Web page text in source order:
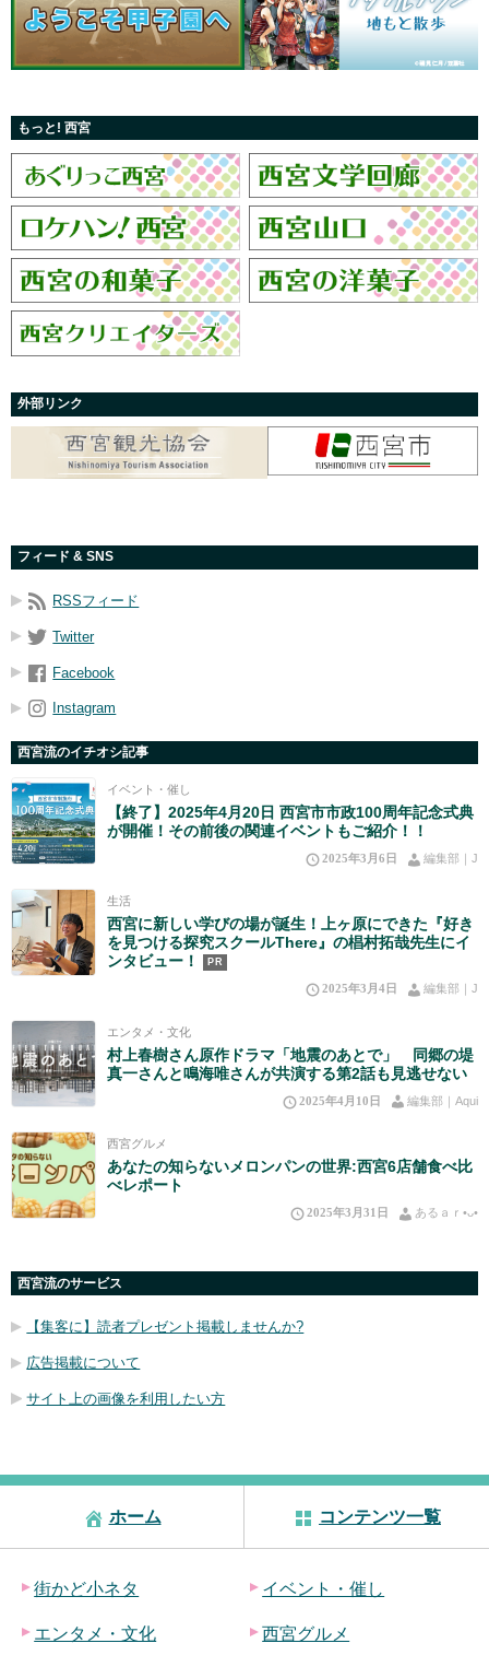
もっと! 西宮
外部リンク
フィード & SNS
RSSフィード
Twitter
Facebook
Instagram
西宮流のイチオシ記事
イベント・催し
【終了】2025年4月20日 西宮市市政100周年記念式典
が開催！その前後の関連イベントもご紹介！！
2025年3月6日 編集部｜J
生活
西宮に新しい学びの場が誕生！上ヶ原にできた『好き
を見つける探究スクールThere』の椙村拓哉先生にイ
ンタビュー！
PR
2025年3月4日 編集部｜J
エンタメ・文化
村上春樹さん原作ドラマ「地震のあとで」 同郷の堤
真一さんと鳴海唯さんが共演する第2話も見逃せない
2025年4月10日 編集部｜Aqui
西宮グルメ
あなたの知らないメロンパンの世界:西宮6店舗食べ比
べレポート
2025年3月31日 あるａｒ•⁠ᴗ⁠•⁠
西宮流のサービス
【集客に】読者プレゼント掲載しませんか?
広告掲載について
サイト上の画像を利用したい方
ホーム コンテンツ一覧
街かど小ネタ イベント・催し
エンタメ・文化 西宮グルメ